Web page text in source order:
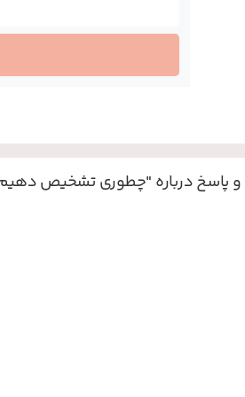
درباره "چطوری تشخیص